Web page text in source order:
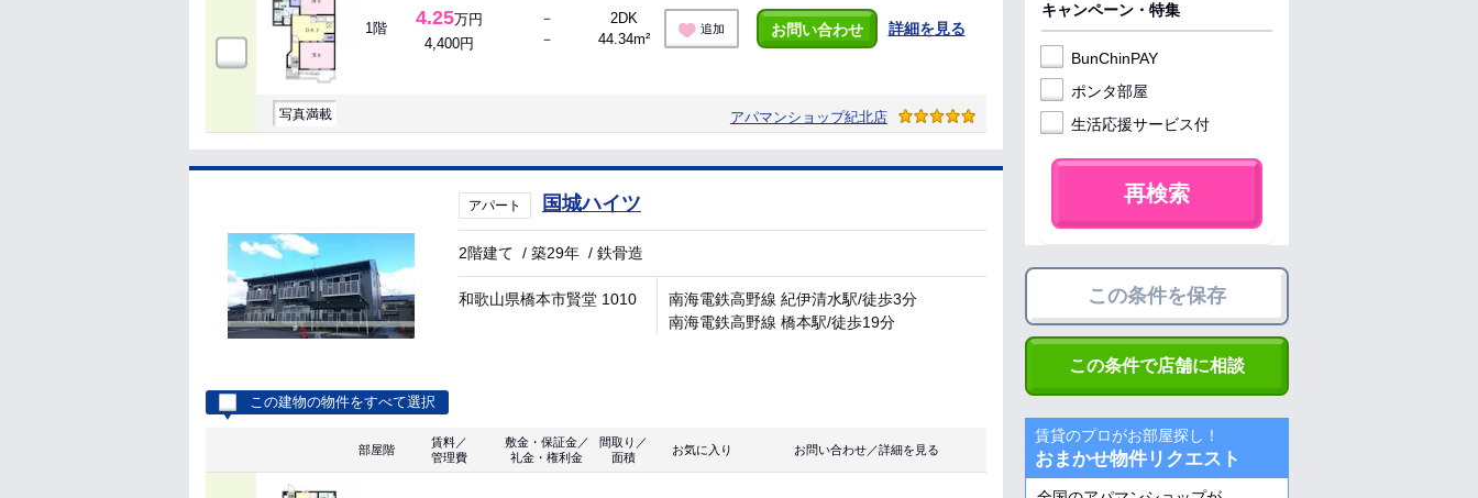
1階 4.25万円
4,400円
－
－
2DK
44.34m²
追加 お問い合わせ 詳細を見る
写真満載 アパマンショップ紀北店
アパート 国城ハイツ
2階建て /築29年 /鉄骨造
和歌山県橋本市賢堂 1010
南海電鉄高野線 紀伊清水駅/徒歩3分
南海電鉄高野線 橋本駅/徒歩19分
この建物の物件をすべて選択
部屋階
賃料／
管理費
敷金・保証金／
礼金・権利金
間取り／
面積
お気に入り お問い合わせ／詳細を見る
キャンペーン・特集
BunChinPAY
ポンタ部屋
生活応援サービス付
再検索
この条件を保存
この条件で店舗に相談
賃貸のプロがお部屋探し！
おまかせ物件リクエスト